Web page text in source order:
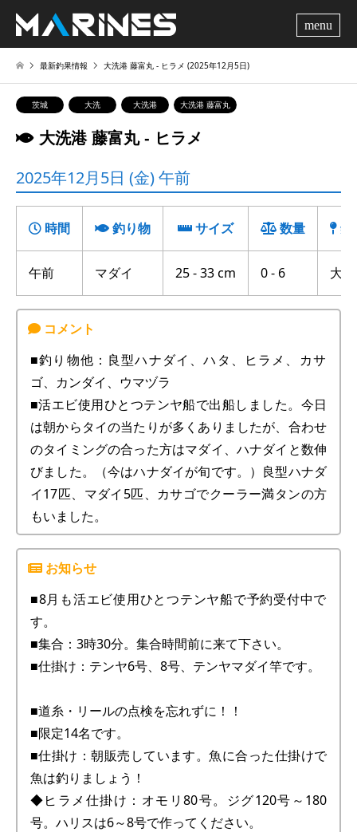
最新釣果情報 大洗港 藤富丸 ‐ ヒラメ (2025年12月5日)
茨城 大洗 大洗港 大洗港 藤富丸
大洗港 藤富丸 ‐ ヒラメ
2025年12月5日 (金) 午前
時間 釣り物 サイズ 数量 釣
午前 マダイ 25 - 33 cm 0 - 6 大
■釣り物他：良型ハナダイ、ハタ、ヒラメ、カサ
ゴ、カンダイ、ウマヅラ
■活エビ使用ひとつテンヤ船で出船しました。今日
は朝からタイの当たりが多くありましたが、合わせ
のタイミングの合った方はマダイ、ハナダイと数伸
びました。（今はハナダイが旬です。）良型ハナダ
イ17匹、マダイ5匹、カサゴでクーラー満タンの方
もいました。
■8月も活エビ使用ひとつテンヤ船で予約受付中で
す。
■集合：3時30分。集合時間前に来て下さい。
■仕掛け：テンヤ6号、8号、テンヤマダイ竿です。
■道糸・リールの点検を忘れずに！！
■限定14名です。
■仕掛け：朝販売しています。魚に合った仕掛けで
魚は釣りましょう！
◆ヒラメ仕掛け：オモリ80号。ジグ120号～180
号。ハリスは6～8号で作ってください。